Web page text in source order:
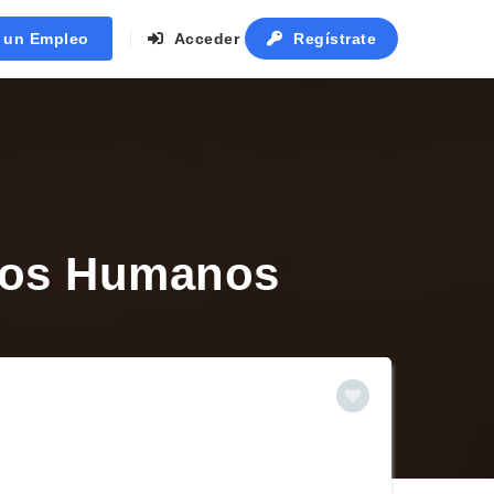
Empleo Acceder Regístrate
Humanos